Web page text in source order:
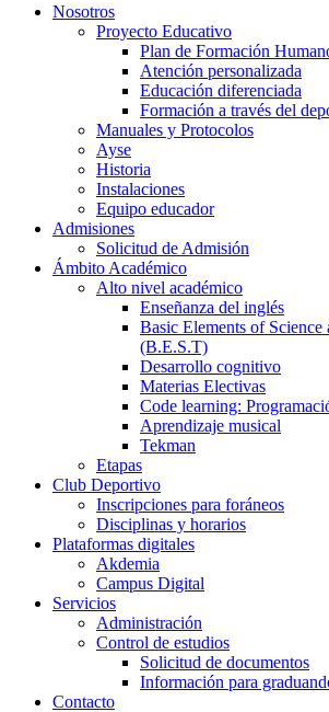
Nosotros
Proyecto Educativo
Plan de Formación
Atención personalizada
Educación diferenciada
Formación a través del
Manuales y Protocolos
Ayse
Historia
Instalaciones
Equipo educador
Admisiones
Solicitud de Admisión
Ámbito Académico
Alto nivel académico
Enseñanza del inglés
Basic Elements of
(B.E.S.T)
Desarrollo cognitivo
Materias Electivas
Code learning:
Aprendizaje musical
Tekman
Etapas
Club Deportivo
Inscripciones para foráneos
Disciplinas y horarios
Plataformas digitales
Akdemia
Campus Digital
Servicios
Administración
Control de estudios
Solicitud de documentos
Información para
Contacto